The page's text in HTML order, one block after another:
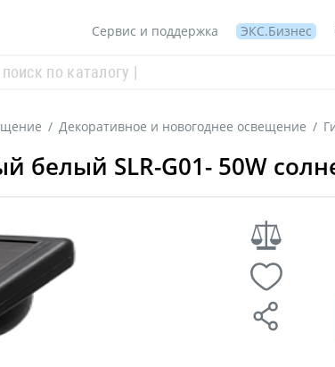
Сервис и поддержка ЭКС.Бизнес
/ Декоративное и новогоднее освещение /
белый SLR-G01- 50W